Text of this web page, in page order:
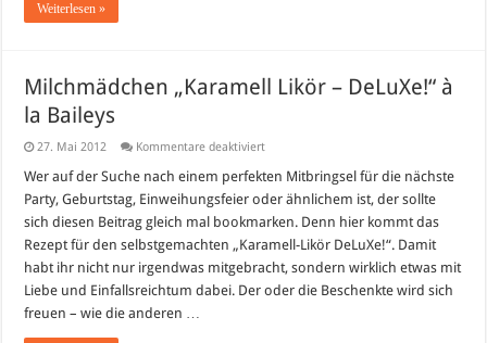
Weiterlesen »
Milchmädchen „Karamell Likör – DeLuXe!“ à
la Baileys
27. Mai 2012 Kommentare deaktiviertfür
„Karamell
–
DeLuXe!“
à
la
Baileys
Wer auf der Suche nach einem perfekten Mitbringsel für die nächste
Party, Geburtstag, Einweihungsfeier oder ähnlichem ist, der sollte
sich diesen Beitrag gleich mal bookmarken. Denn hier kommt das
Rezept für den selbstgemachten „Karamell-Likör DeLuXe!“. Damit
habt ihr nicht nur irgendwas mitgebracht, sondern wirklich etwas mit
Liebe und Einfallsreichtum dabei. Der oder die Beschenkte wird sich
freuen – wie die anderen …